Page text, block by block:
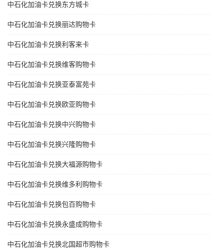
中石化加油卡兑换东方城卡
中石化加油卡兑换丽达购物卡
中石化加油卡兑换利客来卡
中石化加油卡兑换维客购物卡
中石化加油卡兑换亚泰富苑卡
中石化加油卡兑换欧亚购物卡
中石化加油卡兑换中兴购物卡
中石化加油卡兑换兴隆购物卡
中石化加油卡兑换大福源购物卡
中石化加油卡兑换维多利购物卡
中石化加油卡兑换包百购物卡
中石化加油卡兑换永盛成购物卡
中石化加油卡兑换北国超市购物卡